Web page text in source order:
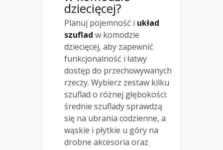
dziecięcej?
Planuj pojemność i układ
szuflad w komodzie
dziecięcej, aby zapewnić
funkcjonalność i łatwy
dostęp do przechowywanych
rzeczy. Wybierz zestaw kilku
szuflad o różnej głębokości:
średnie szuflady sprawdzą
się na ubrania codzienne, a
wąskie i płytkie u góry na
drobne akcesoria oraz